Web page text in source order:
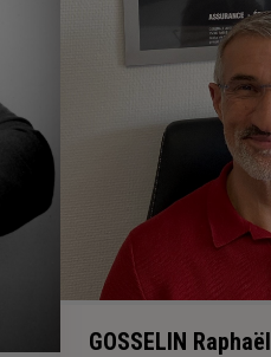
GOSSELIN Raphaël